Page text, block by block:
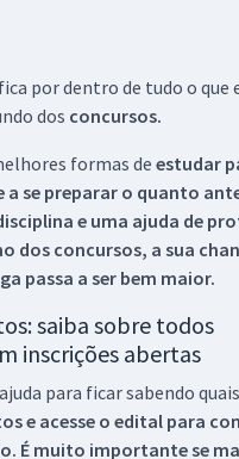
por dentro de tudo o que
dos concursos.
formas de estudar
a se preparar o quanto
e uma ajuda de
dos concursos, a sua
passa a ser bem maior.
saiba sobre todos
inscrições abertas
para ficar sabendo
e acesse o edital para
É muito importante se